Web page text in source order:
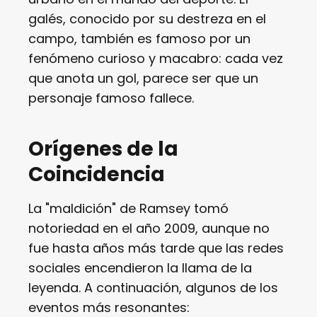
galés, conocido por su destreza en el
campo, también es famoso por un
fenómeno curioso y macabro: cada vez
que anota un gol, parece ser que un
personaje famoso fallece.
Orígenes de la
Coincidencia
La "maldición" de Ramsey tomó
notoriedad en el año 2009, aunque no
fue hasta años más tarde que las redes
sociales encendieron la llama de la
leyenda. A continuación, algunos de los
eventos más resonantes: